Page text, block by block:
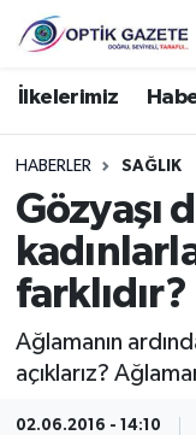
İlkelerimiz
HABERLER SAĞLIK
Gözyaşı
farklıdır?
Ağlamanın
açıklarız?
02.06.2016 - 14:10
Nöbetçi
Hava Durumu
İstanbul
Trafik Durumu
Süper Lig